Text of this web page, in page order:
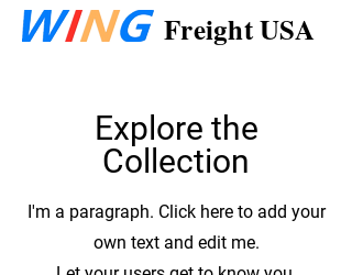
Freight USA
Explore the
Collection
I'm a paragraph. Click here to add your
own text and edit me.